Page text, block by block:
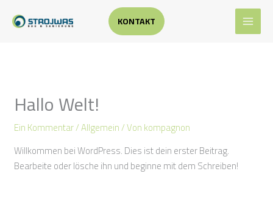
Inhalt
KONTAKT Suchen
Hallo Welt!
Ein Kommentar/Allgemein/ Vonkompagnon
Willkommen bei WordPress. Dies ist dein erster Beitrag.
Bearbeite oder lösche ihn und beginne mit dem Schreiben!